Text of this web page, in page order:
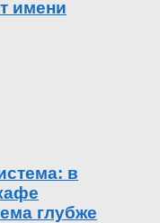
имени
в
глубже